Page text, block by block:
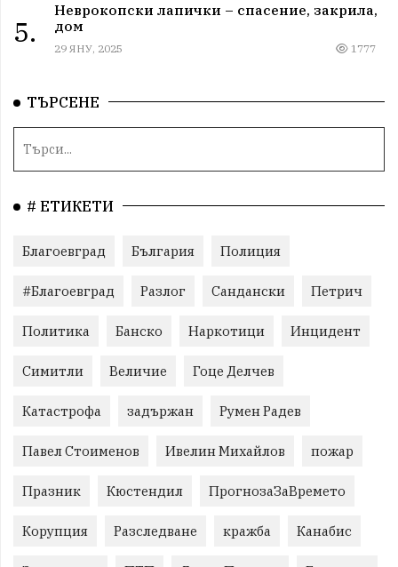
5.
Неврокопски лапички – спасение, закрила,
дом
29 ЯНУ, 2025 1777
ТЪРСЕНЕ
# ЕТИКЕТИ
Благоевград България Полиция
#Благоевград Разлог Сандански Петрич
Политика Банско Наркотици Инцидент
Симитли Величие Гоце Делчев
Катастрофа задържан Румен Радев
Павел Стоименов Ивелин Михайлов пожар
Празник Кюстендил ПрогнозаЗаВремето
Корупция Разследване кражба Канабис